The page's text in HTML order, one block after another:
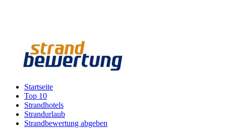
Startseite
Top 10
Strandhotels
Strandurlaub
Strandbewertung abgeben